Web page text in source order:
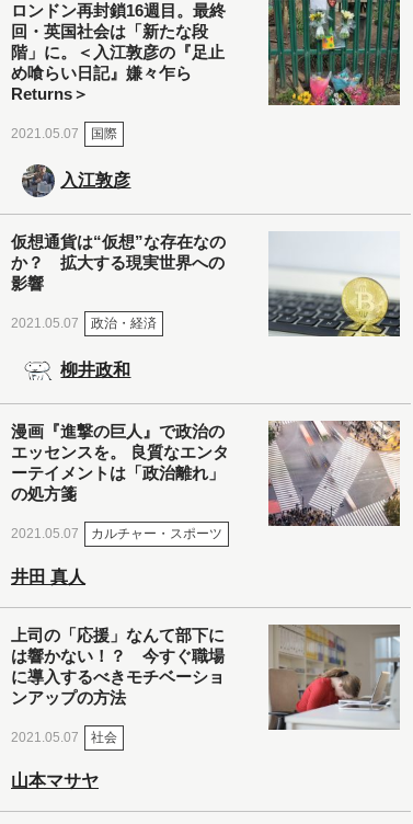
ロンドン再封鎖16週目。最終
回・英国社会は「新たな段
階」に。＜入江敦彦の『足止
め喰らい日記』嫌々乍ら
Returns＞
2021.05.07 国際
入江敦彦
仮想通貨は“仮想”な存在なの
か？ 拡大する現実世界への
影響
2021.05.07 政治・経済
柳井政和
漫画『進撃の巨人』で政治の
エッセンスを。 良質なエンタ
ーテイメントは「政治離れ」
の処方箋
2021.05.07 カルチャー・スポーツ
井田 真人
上司の「応援」なんて部下に
は響かない！？ 今すぐ職場
に導入するべきモチベーショ
ンアップの方法
2021.05.07 社会
山本マサヤ